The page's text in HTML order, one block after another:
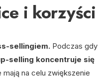
i korzyści
sellingiem. Podczas gdy
selling koncentruje się
mają na celu zwiększenie